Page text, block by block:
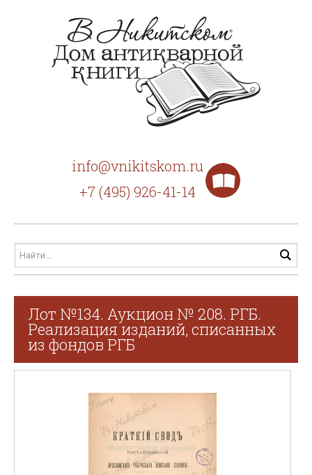
info@vnikitskom.ru
+7 (495) 926-41-14
Лот №134. Аукцион № 208. РГБ.
Реализация изданий, списанных
из фондов РГБ